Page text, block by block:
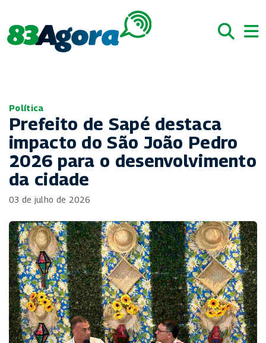
Política
Prefeito de Sapé destaca
impacto do São João Pedro
2026 para o desenvolvimento
da cidade
03 de julho de 2026